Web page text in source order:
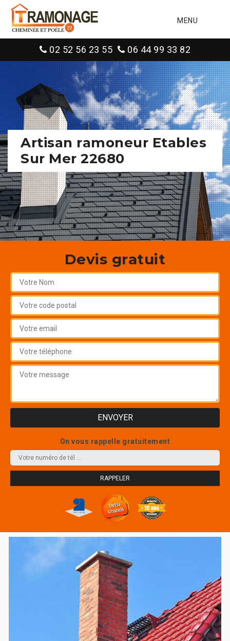
MENU
02 52 56 23 55 06 44 99 33 82
Artisan ramoneur Etables
Sur Mer 22680
Devis gratuit
On vous rappelle gratuitement